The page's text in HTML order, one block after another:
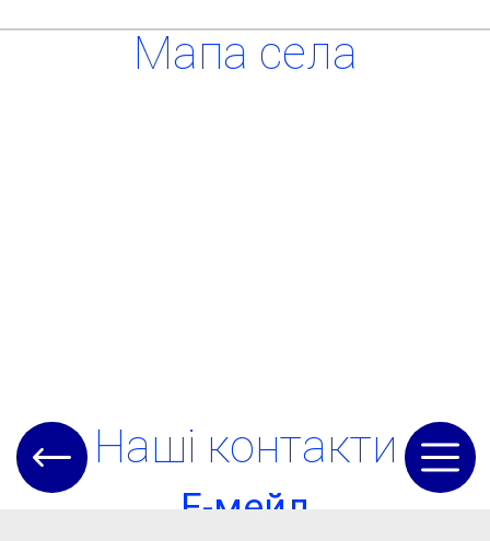
Мапа села
Наші контакти
Е-мейл